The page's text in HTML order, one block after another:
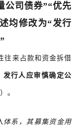
公司债券”“优先
均修改为“发行
往来占款和资金拆借
发行人应审慎确定公
。
体系，其募集资金用